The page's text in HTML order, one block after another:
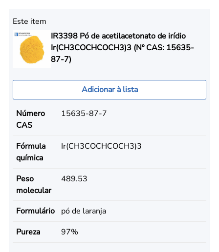
Este item
IR3398 Pó de acetilacetonato de irídio
Ir(CH3COCHCOCH3)3 (Nº CAS: 15635-
87-7)
Adicionar à lista
Número
CAS
15635-87-7
Fórmula
química
Ir(CH3COCHCOCH3)3
Peso
molecular
489.53
Formulário
pó de laranja
Pureza
97%